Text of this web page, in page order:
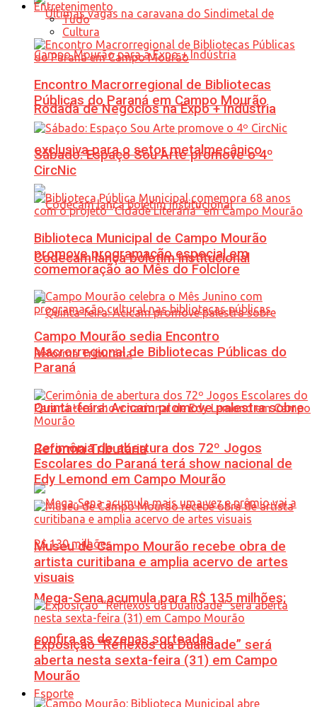
Rodada de Negócios na Expo + Indústria
exclusiva para o setor metalmecânico
Codecam lança boletim institucional
Quinta-feira: Acicam promove palestra sobre
Reforma Tributária
Mega-Sena acumula para R$ 135 milhões;
confira as dezenas sorteadas
Esporte
Entretenimento
Tudo
Cultura
Encontro Macrorregional de Bibliotecas
Públicas do Paraná em Campo Mourão
Sábado: Espaço Sou Arte promove o 4º
CircNic
Biblioteca Municipal de Campo Mourão
promove programação especial em
comemoração ao Mês do Folclore
Campo Mourão sedia Encontro
Macrorregional de Bibliotecas Públicas do
Paraná
Cerimônia de abertura dos 72º Jogos
Escolares do Paraná terá show nacional de
Edy Lemond em Campo Mourão
Museu de Campo Mourão recebe obra de
artista curitibana e amplia acervo de artes
visuais
Exposição “Reflexos da Dualidade” será
aberta nesta sexta-feira (31) em Campo
Mourão